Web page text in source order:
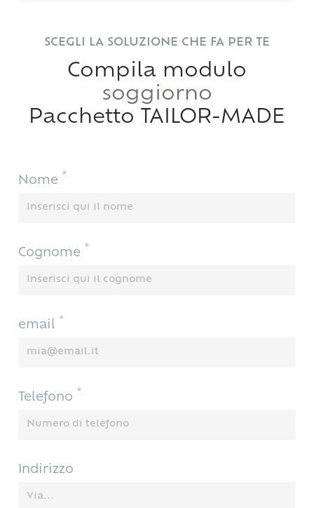
SCEGLI LA SOLUZIONE CHE FA PER TE
Compila modulo
soggiorno
Pacchetto TAILOR-MADE
Nome *
Cognome *
email *
Telefono *
Indirizzo